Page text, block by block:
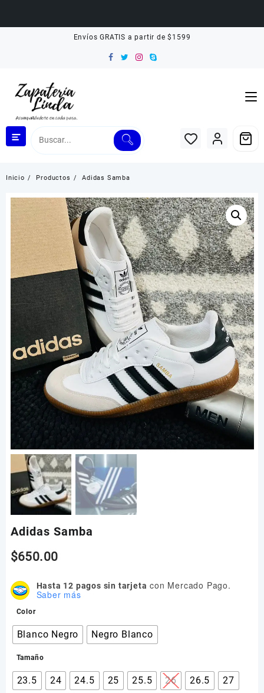
Envíos GRATIS a partir de $1599
Inicio Productos Adidas Samba
Adidas Samba
$650.00
Hasta 12 pagos sin tarjeta con Mercado Pago.
Saber más
Color
Blanco Negro Negro Blanco
Tamaño
23.5 24 24.5 25 25.5 26 26.5
27